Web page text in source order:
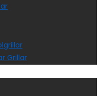
Grillar